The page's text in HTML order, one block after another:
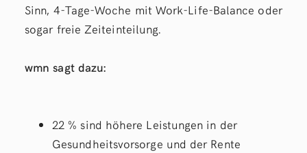
Sinn, 4-Tage-Woche mit Work-Life-Balance oder
sogar freie Zeiteinteilung.
wmn sagt dazu:
22 % sind höhere Leistungen in der
Gesundheitsvorsorge und der Rente